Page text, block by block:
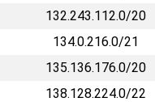
132.243.112.0/20
134.0.216.0/21
135.136.176.0/20
138.128.224.0/22